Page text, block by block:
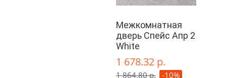
Межкомнатная
дверь Спейс Апр 2
White
1 678.32 р.
1 864.80 р. -10%